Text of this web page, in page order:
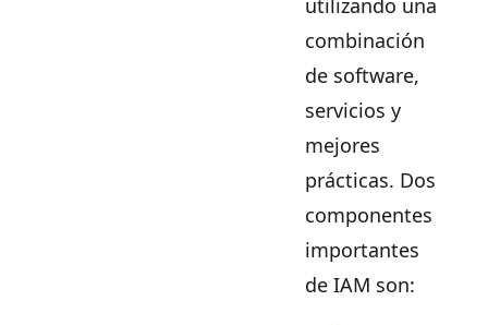
combinación
de software,
servicios y
mejores
prácticas. Dos
componentes
importantes
de IAM son: